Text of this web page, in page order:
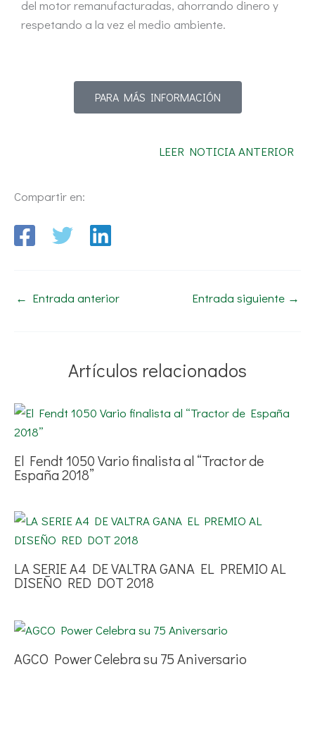
del motor remanufacturadas, ahorrando dinero y
respetando a la vez el medio ambiente.
PARA MÁS INFORMACIÓN
LEER NOTICIA ANTERIOR
Compartir en:
← Entrada anterior Entrada siguiente →
Artículos relacionados
El Fendt 1050 Vario finalista al “Tractor de
España 2018”
LA SERIE A4 DE VALTRA GANA EL PREMIO AL
DISEÑO RED DOT 2018
AGCO Power Celebra su 75 Aniversario